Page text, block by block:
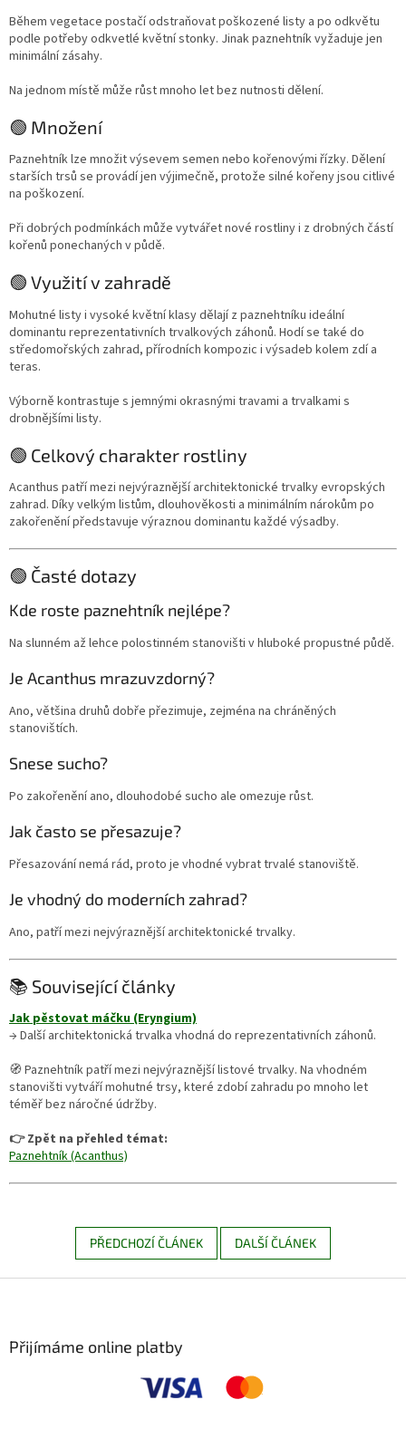
Během vegetace postačí odstraňovat poškozené listy a po odkvětu
podle potřeby odkvetlé květní stonky. Jinak paznehtník vyžaduje jen
minimální zásahy.
Na jednom místě může růst mnoho let bez nutnosti dělení.
🟢 Množení
Paznehtník lze množit výsevem semen nebo kořenovými řízky. Dělení
starších trsů se provádí jen výjimečně, protože silné kořeny jsou citlivé
na poškození.
Při dobrých podmínkách může vytvářet nové rostliny i z drobných částí
kořenů ponechaných v půdě.
🟢 Využití v zahradě
Mohutné listy i vysoké květní klasy dělají z paznehtníku ideální
dominantu reprezentativních trvalkových záhonů. Hodí se také do
středomořských zahrad, přírodních kompozic i výsadeb kolem zdí a
teras.
Výborně kontrastuje s jemnými okrasnými travami a trvalkami s
drobnějšími listy.
🟢 Celkový charakter rostliny
Acanthus patří mezi nejvýraznější architektonické trvalky evropských
zahrad. Díky velkým listům, dlouhověkosti a minimálním nárokům po
zakořenění představuje výraznou dominantu každé výsadby.
🟢 Časté dotazy
Kde roste paznehtník nejlépe?
Na slunném až lehce polostinném stanovišti v hluboké propustné půdě.
Je Acanthus mrazuvzdorný?
Ano, většina druhů dobře přezimuje, zejména na chráněných
stanovištích.
Snese sucho?
Po zakořenění ano, dlouhodobé sucho ale omezuje růst.
Jak často se přesazuje?
Přesazování nemá rád, proto je vhodné vybrat trvalé stanoviště.
Je vhodný do moderních zahrad?
Ano, patří mezi nejvýraznější architektonické trvalky.
📚 Související články
Jak pěstovat máčku (Eryngium)
→ Další architektonická trvalka vhodná do reprezentativních záhonů.
🧭 Paznehtník patří mezi nejvýraznější listové trvalky. Na vhodném
stanovišti vytváří mohutné trsy, které zdobí zahradu po mnoho let
téměř bez náročné údržby.
👉 Zpět na přehled témat:
Paznehtník (Acanthus)
PŘEDCHOZÍ ČLÁNEK DALŠÍ ČLÁNEK
Přijímáme online platby